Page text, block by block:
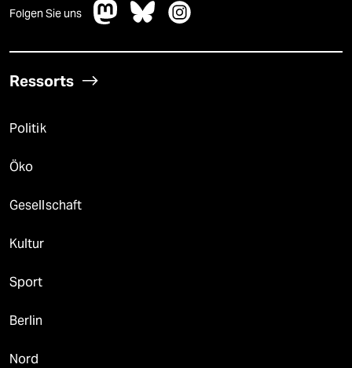
Folgen Sie uns
Ressorts
Politik
Öko
Gesellschaft
Kultur
Sport
Berlin
Nord